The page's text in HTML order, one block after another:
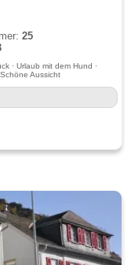
25
· Urlaub mit dem Hund ·
Aussicht